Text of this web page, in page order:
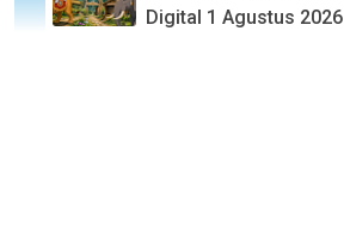
Digital 1 Agustus 2026